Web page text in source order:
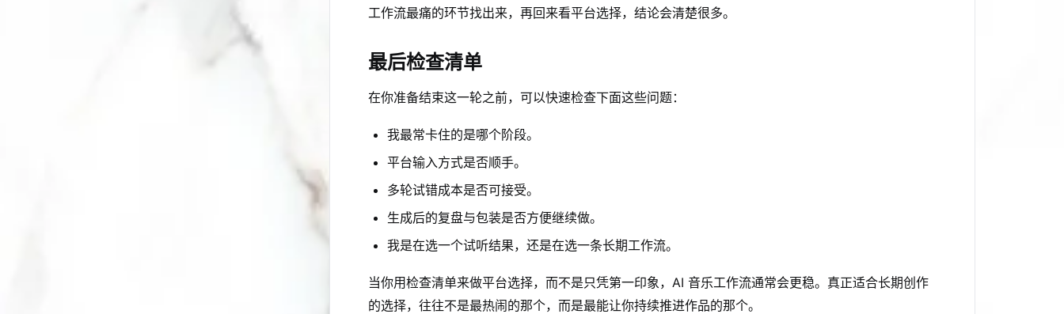
工作流最痛的环节找出来，再回来看平台选择，结论会清楚很多。
最后检查清单
在你准备结束这一轮之前，可以快速检查下面这些问题：
我最常卡住的是哪个阶段。
平台输入方式是否顺手。
多轮试错成本是否可接受。
生成后的复盘与包装是否方便继续做。
我是在选一个试听结果，还是在选一条长期工作流。
当你用检查清单来做平台选择，而不是只凭第一印象，AI 音乐工作流通常会更稳。真正适合长期创作
的选择，往往不是最热闹的那个，而是最能让你持续推进作品的那个。